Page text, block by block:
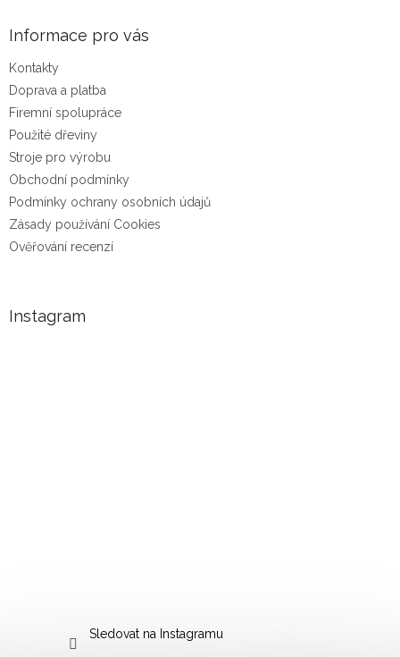
Informace pro vás
Kontakty
Doprava a platba
Firemní spolupráce
Použité dřeviny
Stroje pro výrobu
Obchodní podmínky
Podmínky ochrany osobních údajů
Zásady používání Cookies
Ověřování recenzí
Instagram
Sledovat na Instagramu